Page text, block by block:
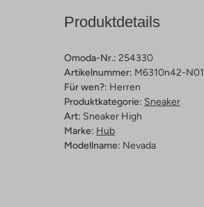
Produktdetails
Omoda-Nr.: 254330
Artikelnummer: M6310n42-N01
Für wen?: Herren
Produktkategorie: Sneaker
Art: Sneaker High
Marke: Hub
Modellname: Nevada